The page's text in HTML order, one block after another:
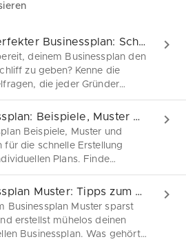
Dein perfekter Businessplan: Schlüsselfragen, die zählen!
deinem Businessplan den
zu geben? Kenne die
die jeder Gründer
muss, um Banken,
und Investoren zu
inkl. kostenloser
für alle Branchen.
Businessplan: Beispiele, Muster & Vorlagen
Beispiele, Muster und
für die schnelle Erstellung
Plans. Finde
Beispiele mit passendem
wichtigen Inhalten – ergänzt
Muster und Vorlagen für
Zwecke!
Businessplan Muster: Tipps zum Schreiben
Businessplan Muster sparst
erstellst mühelos deinen
Businessplan. Was gehört